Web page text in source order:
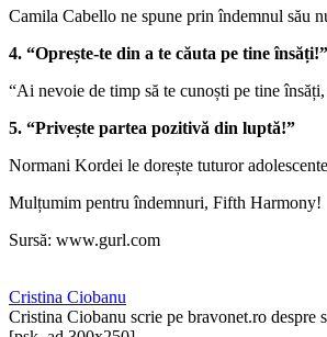
Camila Cabello ne spune prin îndemnul său
4. “Oprește-te din a te căuta pe tine însăți!”
“Ai nevoie de timp să te cunoști pe tine
5. “Privește partea pozitivă din luptă!”
Normani Kordei le dorește tuturor
Mulțumim pentru îndemnuri, Fifth Harmony!
Sursă: www.gurl.com
Cristina Ciobanu
Cristina Ciobanu scrie pe bravonet.ro despre